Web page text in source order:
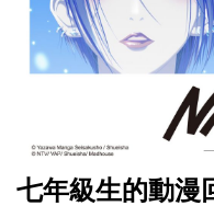
七年級生的動漫